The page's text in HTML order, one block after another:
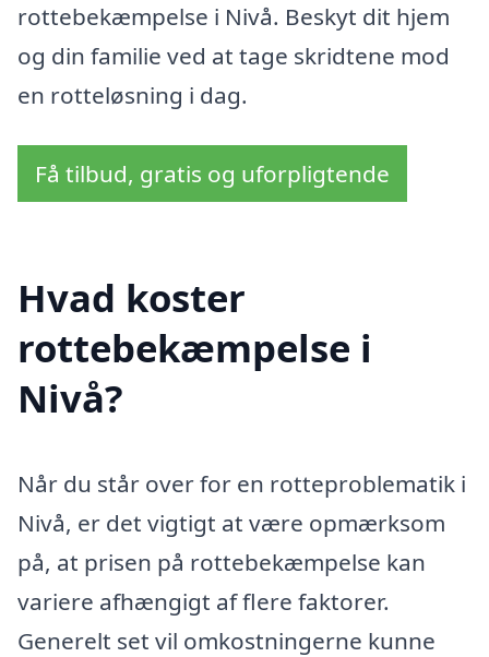
rottebekæmpelse i Nivå. Beskyt dit hjem
og din familie ved at tage skridtene mod
en rotteløsning i dag.
Få tilbud, gratis og uforpligtende
Hvad koster
rottebekæmpelse i
Nivå?
Når du står over for en rotteproblematik i
Nivå, er det vigtigt at være opmærksom
på, at prisen på rottebekæmpelse kan
variere afhængigt af flere faktorer.
Generelt set vil omkostningerne kunne